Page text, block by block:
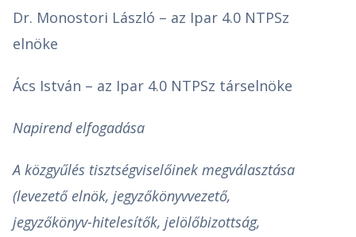
Dr. Monostori László – az Ipar 4.0 NTPSz
elnöke
Ács István – az Ipar 4.0 NTPSz társelnöke
Napirend elfogadása
A közgyűlés tisztségviselőinek megválasztása
(levezető elnök, jegyzőkönyvvezető,
jegyzőkönyv-hitelesítők, jelölőbizottság,